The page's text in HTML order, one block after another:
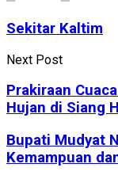
Sekitar Kaltim
Next Post
Prakiraan
Hujan di Siang
Bupati Mudyat
Kemampuan